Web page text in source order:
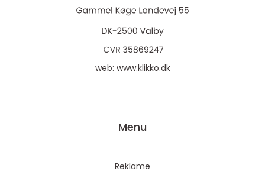
web: www.klikko.dk
Menu
Reklame